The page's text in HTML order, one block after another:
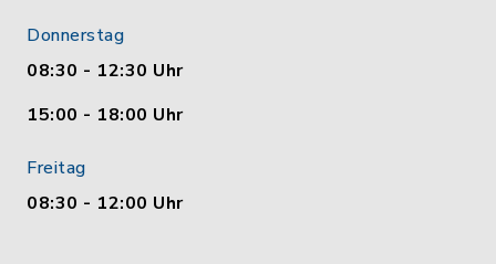
Donnerstag
08:30 - 12:30 Uhr
15:00 - 18:00 Uhr
Freitag
08:30 - 12:00 Uhr